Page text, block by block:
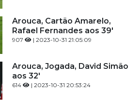
Arouca, Cartão Amarelo,
Rafael Fernandes aos 39'
907 | 2023-10-31 21:05:09
Arouca, Jogada, David Simão
aos 32'
614 | 2023-10-31 20:53:24